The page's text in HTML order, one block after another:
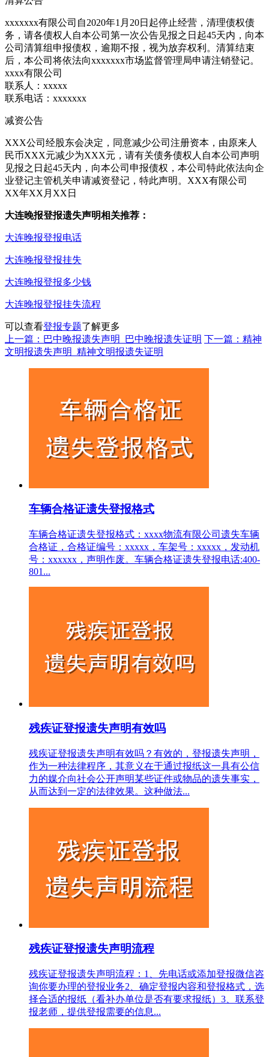
xxxxxxx有限公司自2020年1月20日起停止经营，清理债权债
务，请各债权人自本公司第一次公告见报之日起45天内，向本
公司清算组申报债权，逾期不报，视为放弃权利。清算结束
后，本公司将依法向xxxxxxx市场监督管理局申请注销登记。
xxxx有限公司
联系人：xxxxx
联系电话：xxxxxxx
减资公告
XXX公司经股东会决定，同意减少公司注册资本，由原来人
民币XXX元减少为XXX元，请有关债务债权人自本公司声明
见报之日起45天内，向本公司申报债权，本公司特此依法向企
业登记主管机关申请减资登记，特此声明。XXX有限公司
XX年XX月XX日
大连晚报登报遗失声明相关推荐：
大连晚报登报电话
大连晚报登报挂失
大连晚报登报多少钱
大连晚报登报挂失流程
可以查看登报专题了解更多
上一篇：巴中晚报遗失声明_巴中晚报遗失证明 下一篇：精神
文明报遗失声明_精神文明报遗失证明
车辆合格证遗失登报格式
车辆合格证遗失登报格式：xxxx物流有限公司遗失车辆
合格证，合格证编号：xxxxx，车架号：xxxxx，发动机
号：xxxxxx，声明作废。车辆合格证遗失登报电话:400-
801...
残疾证登报遗失声明有效吗
残疾证登报遗失声明有效吗？有效的，登报遗失声明，
作为一种法律程序，其意义在于通过报纸这一具有公信
力的媒介向社会公开声明某些证件或物品的遗失事实，
从而达到一定的法律效果。这种做法...
残疾证登报遗失声明流程
残疾证登报遗失声明流程：1、先电话或添加登报微信咨
询你要办理的登报业务2、确定登报内容和登报格式，选
择合适的报纸（看补办单位是否有要求报纸）3、联系登
报老师，提供登报需要的信息...